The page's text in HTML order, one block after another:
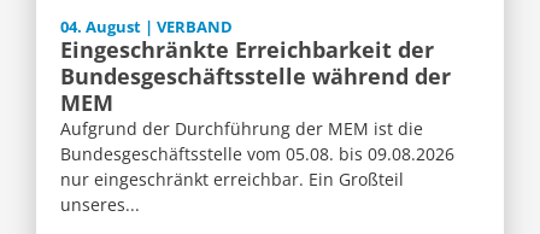
04. August | VERBAND
Eingeschränkte Erreichbarkeit der
Bundesgeschäftsstelle während der
MEM
Aufgrund der Durchführung der MEM ist die
Bundesgeschäftsstelle vom 05.08. bis 09.08.2026
nur eingeschränkt erreichbar. Ein Großteil
unseres...